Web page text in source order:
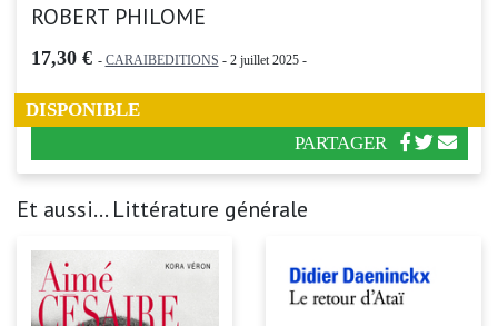
ROBERT PHILOME
17,30 € - CARAIBEDITIONS - 2 juillet 2025 -
DISPONIBLE
PARTAGER
Et aussi... Littérature générale